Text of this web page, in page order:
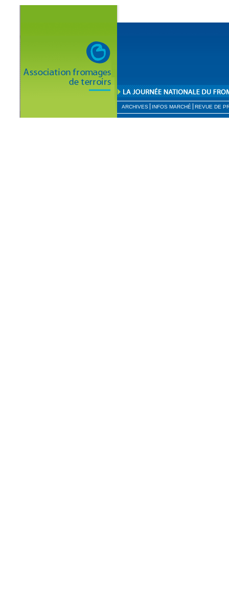
ARCHIVES INFOS MARCHÉ REVUE DE